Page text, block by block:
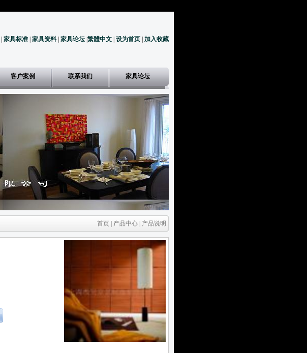
家具标准 家具资料 家具论坛 繁體中文 设为首页 加入收藏
客户案例 联系我们 家具论坛
首页 | 产品中心 | 产品说明